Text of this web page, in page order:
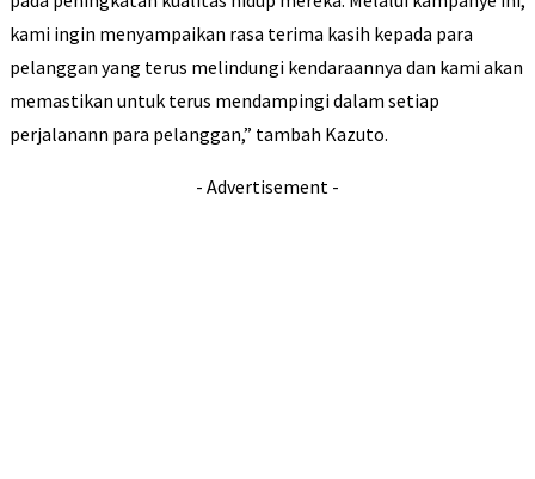
kami ingin menyampaikan rasa terima kasih kepada para
pelanggan yang terus melindungi kendaraannya dan kami akan
memastikan untuk terus mendampingi dalam setiap
perjalanann para pelanggan,” tambah Kazuto.
- Advertisement -